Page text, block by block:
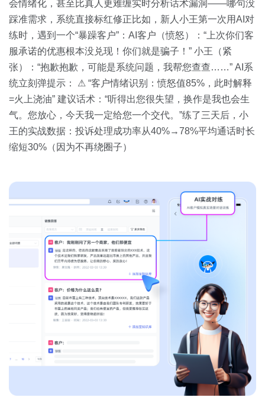
会情绪化，甚至比真人更难缠实时分析话术漏洞——哪句没
踩准需求，系统直接标红修正比如，新人小王第一次用AI对
练时，遇到一个“暴躁客户”：AI客户（愤怒）：“上次你们客
服承诺的优惠根本没兑现！你们就是骗子！” 小王（紧
张）：“抱歉抱歉，可能是系统问题，我帮您查查……” AI系
统立刻弹提示： ⚠ “客户情绪识别：愤怒值85%，此时解释
=火上浇油” 建议话术：“听得出您很失望，换作是我也会生
气。您放心，今天我一定给您一个交代。”练了三天后，小
王的实战数据：投诉处理成功率从40%→78%平均通话时长
缩短30%（因为不再绕圈子）